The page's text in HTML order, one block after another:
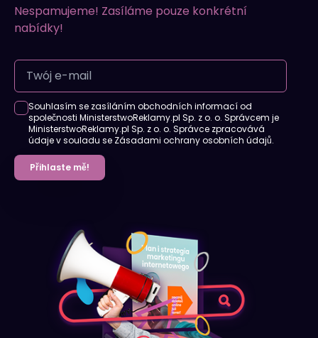
Nespamujeme! Zasíláme pouze konkrétní
nabídky!
Souhlasím se zasíláním obchodních informací od
společnosti MinisterstwoReklamy.pl Sp. z o. o. Správcem je
MinisterstwoReklamy.pl Sp. z o. o. Správce zpracovává
údaje v souladu se Zásadami ochrany osobních údajů.
Přihlaste mě!